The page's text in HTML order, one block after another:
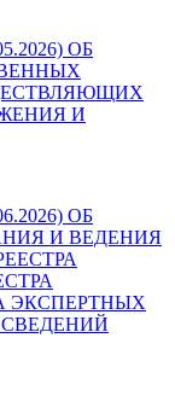
ОБ
И
ОБ
И ВЕДЕНИЯ
ЭКСПЕРТНЫХ